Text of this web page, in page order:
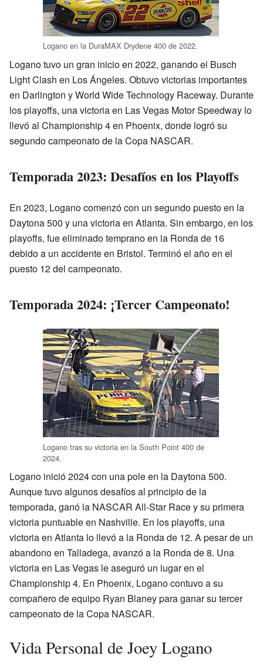
Logano en la DuraMAX Drydene 400 de 2022.
Logano tuvo un gran inicio en 2022, ganando el Busch
Light Clash en Los Ángeles. Obtuvo victorias importantes
en Darlington y World Wide Technology Raceway. Durante
los playoffs, una victoria en Las Vegas Motor Speedway lo
llevó al Championship 4 en Phoenix, donde logró su
segundo campeonato de la Copa NASCAR.
Temporada 2023: Desafíos en los Playoffs
En 2023, Logano comenzó con un segundo puesto en la
Daytona 500 y una victoria en Atlanta. Sin embargo, en los
playoffs, fue eliminado temprano en la Ronda de 16
debido a un accidente en Bristol. Terminó el año en el
puesto 12 del campeonato.
Temporada 2024: ¡Tercer Campeonato!
Logano tras su victoria en la South Point 400 de
2024.
Logano inició 2024 con una pole en la Daytona 500.
Aunque tuvo algunos desafíos al principio de la
temporada, ganó la NASCAR All-Star Race y su primera
victoria puntuable en Nashville. En los playoffs, una
victoria en Atlanta lo llevó a la Ronda de 12. A pesar de un
abandono en Talladega, avanzó a la Ronda de 8. Una
victoria en Las Vegas le aseguró un lugar en el
Championship 4. En Phoenix, Logano contuvo a su
compañero de equipo Ryan Blaney para ganar su tercer
campeonato de la Copa NASCAR.
Vida Personal de Joey Logano